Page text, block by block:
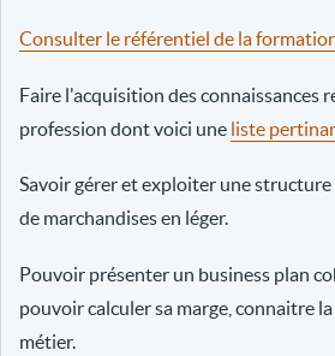
Consulter le référentiel de la
Faire l'acquisition des connaissances
profession dont voici une liste
Savoir gérer et exploiter une
de marchandises en léger.
Pouvoir présenter un business plan
pouvoir calculer sa marge, connaitre
métier.